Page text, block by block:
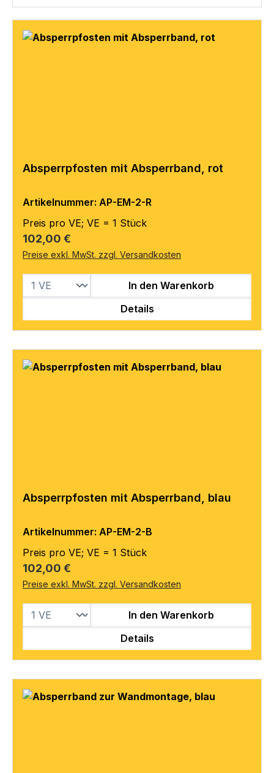
Absperrpfosten mit Absperrband, rot
Artikelnummer: AP-EM-2-R
Preis pro VE; VE = 1 Stück
Regulärer Preis:
102,00 €
Preise exkl. MwSt. zzgl. Versandkosten
In den Warenkorb
Details
Absperrpfosten mit Absperrband, blau
Artikelnummer: AP-EM-2-B
Preis pro VE; VE = 1 Stück
Regulärer Preis:
102,00 €
Preise exkl. MwSt. zzgl. Versandkosten
In den Warenkorb
Details